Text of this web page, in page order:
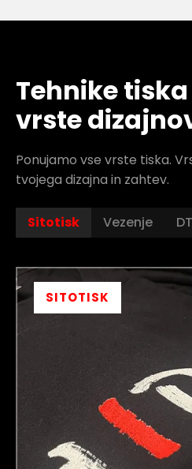
Tehnike
vrste
Ponujamo vse vrste tiska.
tvojega dizajna in zahtev.
Sitotisk Vezenje
SITOTISK